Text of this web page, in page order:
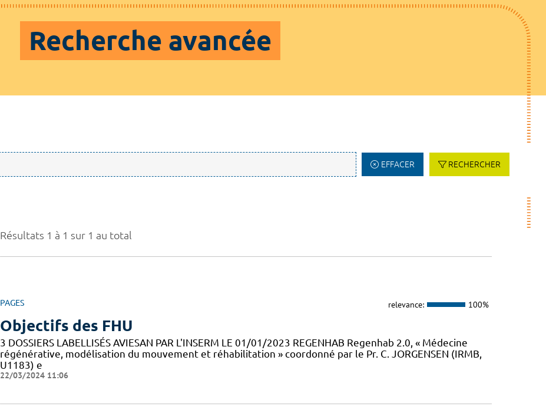
Recherche avancée
EFFACER RECHERCHER
Résultats 1 à 1 sur 1 au total
PAGES relevance: 100%
Objectifs des FHU
3 DOSSIERS LABELLISÉS AVIESAN PAR L'INSERM LE 01/01/2023 REGENHAB Regenhab 2.0, « Médecine
régénérative, modélisation du mouvement et réhabilitation » coordonné par le Pr. C. JORGENSEN (IRMB,
U1183) e
22/03/2024 11:06